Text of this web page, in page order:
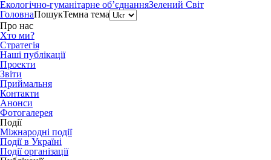
Екологічно-гуманітарне об’єднанняЗелений Світ
ГоловнаПошукТемна тема
Про нас
Хто ми?
Стратегія
Наші публікації
Проекти
Звіти
Приймальня
Контакти
Анонси
Фотогалерея
Події
Міжнародні події
Події в Україні
Події організації